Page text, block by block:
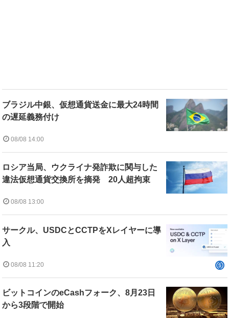
ブラジル中銀、仮想通貨送金に最大24時間
の遅延義務付け
08/08 14:00
ロシア当局、ウクライナ発詐欺に関与した
違法仮想通貨交換所を摘発 20人超拘束
08/08 13:00
サークル、USDCとCCTPをXレイヤーに導
入
08/08 11:20
ビットコインのeCashフォーク、8月23日
から3段階で開始